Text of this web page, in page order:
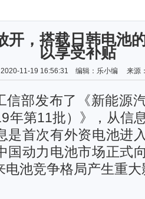
开，搭载日韩电池
以享受补贴
2020-11-19 16:56:31 编辑：乐小编 来源
信部发布了《新能源
年第11批）》，从信
是首次有外资电池进
国动力电池市场正式
电池竞争格局产生重大